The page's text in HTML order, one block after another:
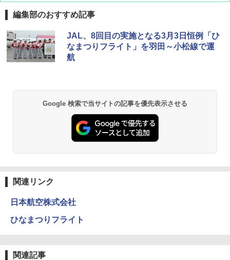
編集部のおすすめ記事
JAL、8回目の実施となる3月3日恒例「ひ
なまつりフライト」を羽田～小松線で運
航
Google 検索で当サイトの記事を優先表示させる
関連リンク
日本航空株式会社
ひなまつりフライト
関連記事